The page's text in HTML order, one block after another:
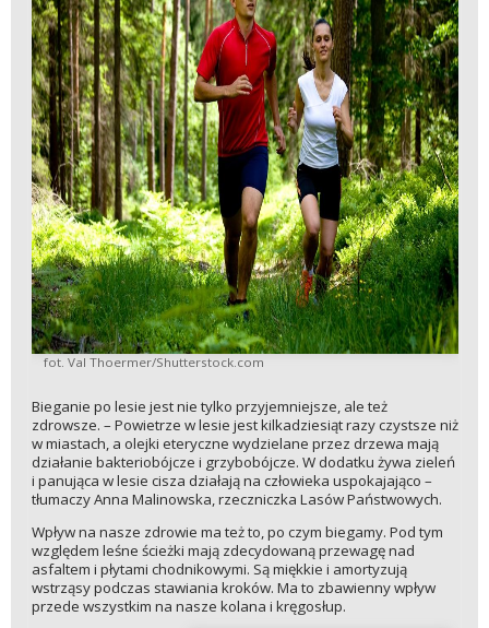
fot. Val Thoermer/Shutterstock.com
Bieganie po lesie jest nie tylko przyjemniejsze, ale też
zdrowsze. – Powietrze w lesie jest kilkadziesiąt razy czystsze niż
w miastach, a olejki eteryczne wydzielane przez drzewa mają
działanie bakteriobójcze i grzybobójcze. W dodatku żywa zieleń
i panująca w lesie cisza działają na człowieka uspokajająco –
tłumaczy Anna Malinowska, rzeczniczka Lasów Państwowych.
Wpływ na nasze zdrowie ma też to, po czym biegamy. Pod tym
względem leśne ścieżki mają zdecydowaną przewagę nad
asfaltem i płytami chodnikowymi. Są miękkie i amortyzują
wstrząsy podczas stawiania kroków. Ma to zbawienny wpływ
przede wszystkim na nasze kolana i kręgosłup.